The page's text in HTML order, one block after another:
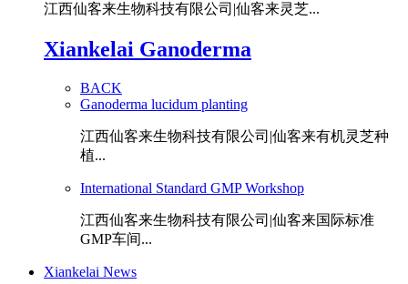
江西仙客来生物科技有限公司|仙客来灵芝...
Xiankelai Ganoderma
BACK
Ganoderma lucidum planting
江西仙客来生物科技有限公司|仙客来有机灵芝种
植...
International Standard GMP Workshop
江西仙客来生物科技有限公司|仙客来国际标准
GMP车间...
Xiankelai News